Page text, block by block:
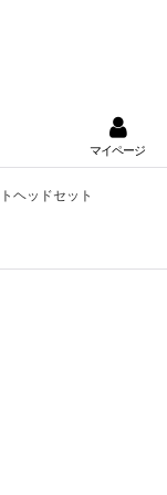
マイページ
ヘッドセット